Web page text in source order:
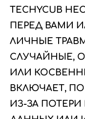
TECHYCUB
ПЕРЕД ВАМИ
ЛИЧНЫЕ
СЛУЧАЙНЫЕ,
ИЛИ
ВКЛЮЧАЕТ,
ИЗ-ЗА